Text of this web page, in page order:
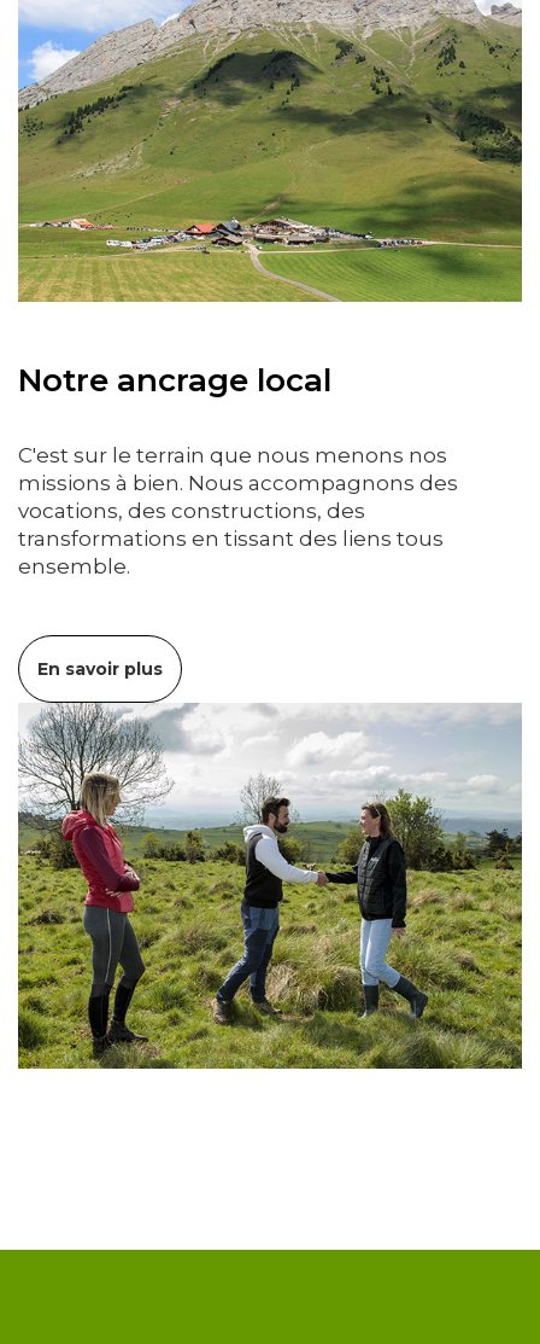
Notre ancrage local
C'est sur le terrain que nous menons nos
missions à bien. Nous accompagnons des
vocations, des constructions, des
transformations en tissant des liens tous
ensemble.
En savoir plus